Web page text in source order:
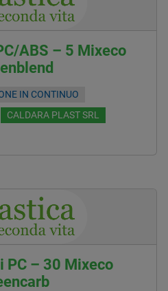
ABS – 5 Mixeco
IN CONTINUO
CALDARA PLAST SRL
PC – 30 Mixeco